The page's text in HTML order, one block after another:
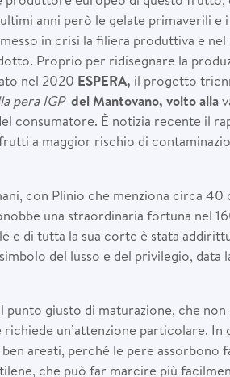
anni però le gelate primaverili e
in crisi la filiera produttiva e
Proprio per ridisegnare la
nel 2020 ESPERA, il progetto
pera IGP del Mantovano, volto alla
consumatore. È notizia recente il
a maggior rischio di
con Plinio che menziona circa
una straordinaria fortuna nel
e di tutta la sua corte è stata
del lusso e del privilegio, data
giusto di maturazione, che
un’attenzione particolare. In
areati, perché le pere assorbono
che può far marcire più